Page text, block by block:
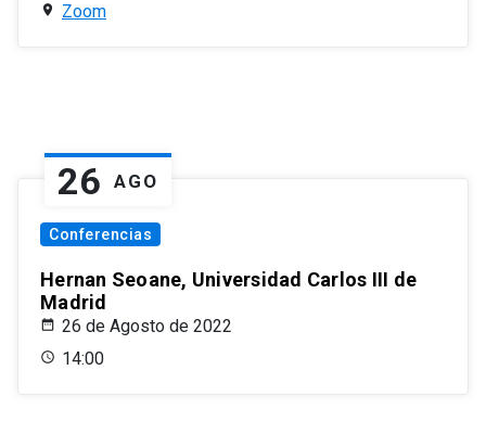
Zoom
26 AGO
Conferencias
Hernan Seoane, Universidad Carlos III de
Madrid
26 de Agosto de 2022
14:00